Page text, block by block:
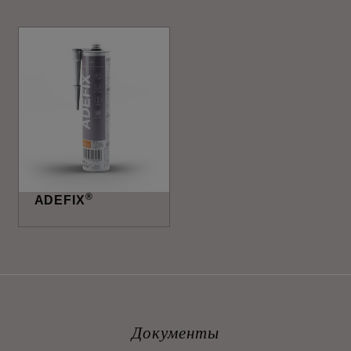
ADEFIX®
Документы